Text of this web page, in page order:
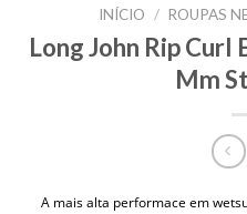
INÍCIO / ROUPAS
Long John Rip
Mm
A mais alta performace em